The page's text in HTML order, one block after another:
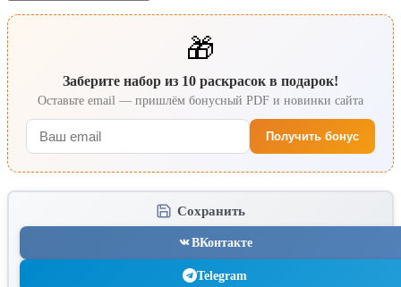
🎁
Заберите набор из 10 раскрасок в подарок!
Оставьте email — пришлём бонусный PDF и новинки сайта
Получить бонус
Сохранить
ВКонтакте
Telegram